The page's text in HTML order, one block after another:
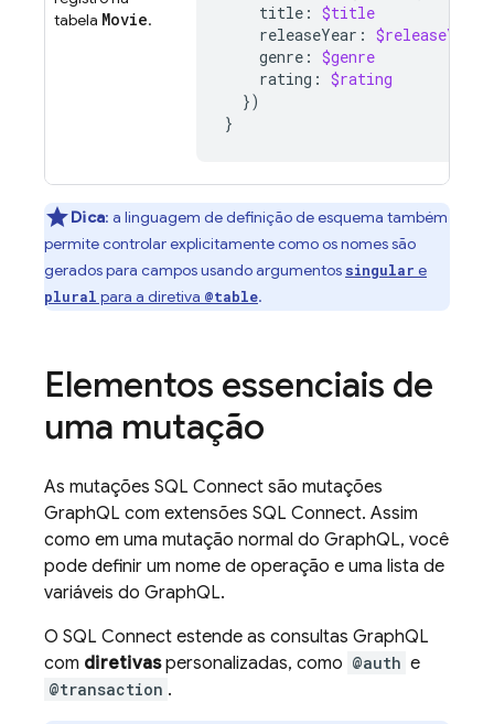
tabela Movie.
title : $title
releaseYear : $releaseYear
genre : $genre
rating : $rating
})
}
Dica: a linguagem de definição de esquema também
permite controlar explicitamente como os nomes são
gerados para campos usando argumentos singular e
plural para a diretiva @table.
Elementos essenciais de
uma mutação
As mutações SQL Connect são mutações
GraphQL com extensões SQL Connect. Assim
como em uma mutação normal do GraphQL, você
pode definir um nome de operação e uma lista de
variáveis do GraphQL.
O SQL Connect estende as consultas GraphQL
com diretivaspersonalizadas, como @auth e
@transaction .